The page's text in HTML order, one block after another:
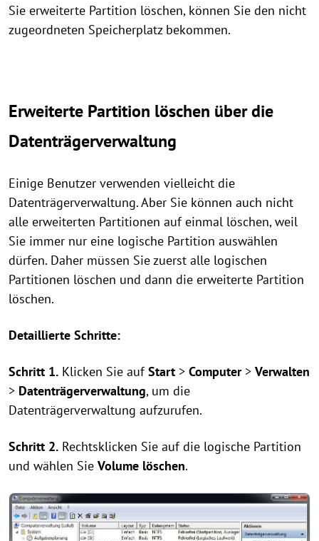
Sie erweiterte Partition löschen, können Sie den nicht
zugeordneten Speicherplatz bekommen.
Erweiterte Partition löschen über die
Datenträgerverwaltung
Einige Benutzer verwenden vielleicht die
Datenträgerverwaltung. Aber Sie können auch nicht
alle erweiterten Partitionen auf einmal löschen, weil
Sie immer nur eine logische Partition auswählen
dürfen. Daher müssen Sie zuerst alle logischen
Partitionen löschen und dann die erweiterte Partition
löschen.
Detaillierte Schritte:
Schritt 1. Klicken Sie aufStart > Computer> Verwalten
> Datenträgerverwaltung, um die
Datenträgerverwaltung aufzurufen.
Schritt 2. Rechtsklicken Sie auf die logische Partition
und wählen Sie Volume löschen.